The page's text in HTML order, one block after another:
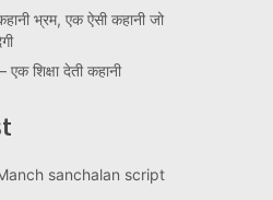
भ्रम, एक ऐसी कहानी जो
शिक्षा देती कहानी
sanchalan script